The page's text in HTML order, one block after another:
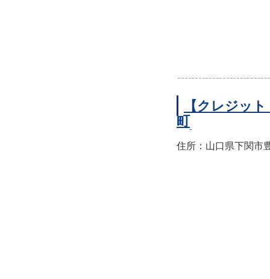
【クレジッ
町
住所：山口県下関市